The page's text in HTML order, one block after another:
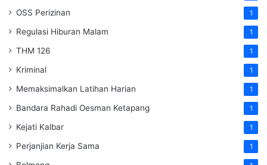
OSS Perizinan 1
Regulasi Hiburan Malam 1
THM 126 1
Kriminal 1
Memaksimalkan Latihan Harian 1
Bandara Rahadi Oesman Ketapang 1
Kejati Kalbar 1
Perjanjian Kerja Sama 1